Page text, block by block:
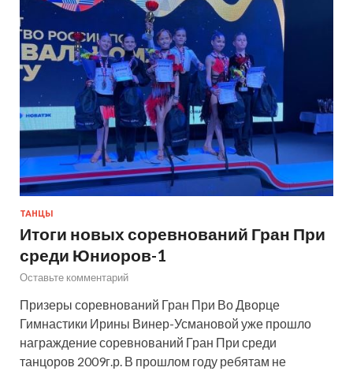
ТАНЦЫ
Итоги новых соревнований Гран При
среди Юниоров-1
Оставьте комментарий
Призеры соревнований Гран При Во Дворце
Гимнастики Ирины Винер-Усмановой уже прошло
награждение соревнований Гран При среди
танцоров 2009г.р. В прошлом году ребятам не